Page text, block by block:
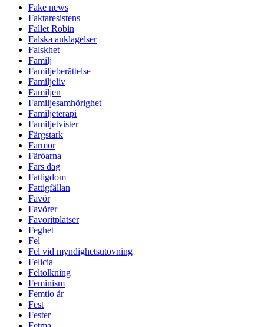
Fake news
Faktaresistens
Fallet Robin
Falska anklagelser
Falskhet
Familj
Familjeberättelse
Familjeliv
Familjen
Familjesamhörighet
Familjeterapi
Familjetvister
Färgstark
Farmor
Färöarna
Fars dag
Fattigdom
Fattigfällan
Favör
Favörer
Favoritplatser
Feghet
Fel
Fel vid myndighetsutövning
Felicia
Feltolkning
Feminism
Femtio år
Fest
Fester